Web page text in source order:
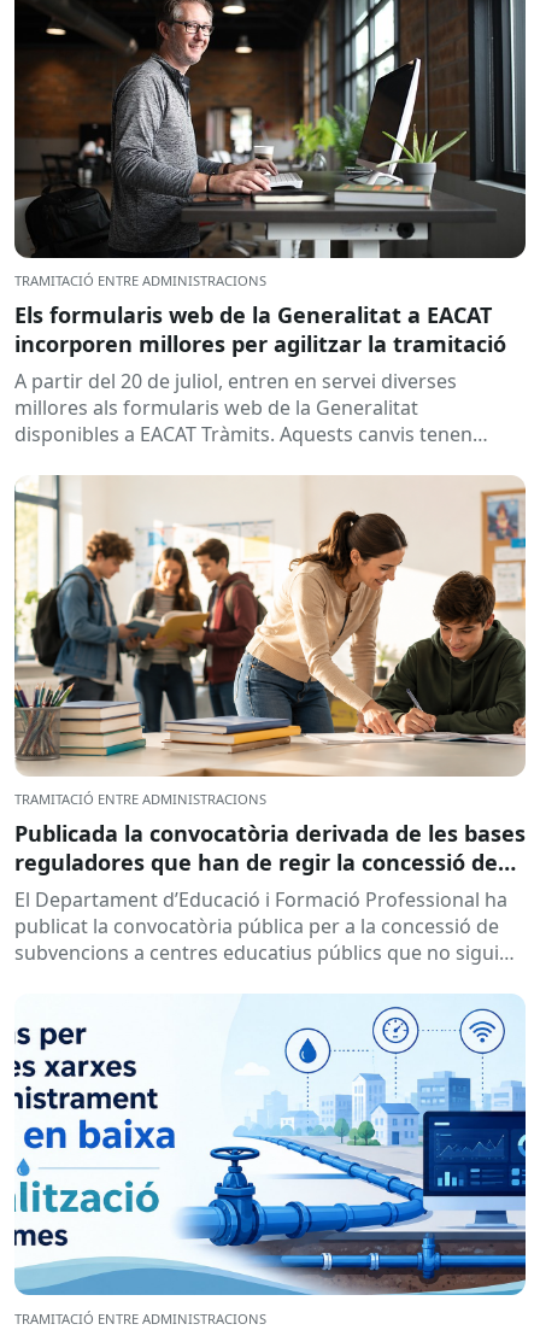
TRAMITACIÓ ENTRE ADMINISTRACIONS
Els formularis web de la Generalitat a EACAT
incorporen millores per agilitzar la tramitació
A partir del 20 de juliol, entren en servei diverses
millores als formularis web de la Generalitat
disponibles a EACAT Tràmits. Aquests canvis tenen
TRAMITACIÓ ENTRE ADMINISTRACIONS
Publicada la convocatòria derivada de les bases
reguladores que han de regir la concessió de
subvencions a centres educatius, per al
desenvolupament de programes de formació i
inserció, durant el curs 2026-2027
El Departament d’Educació i Formació Professional ha
publicat la convocatòria pública per a la concessió de
subvencions a centres educatius públics que no siguin
TRAMITACIÓ ENTRE ADMINISTRACIONS